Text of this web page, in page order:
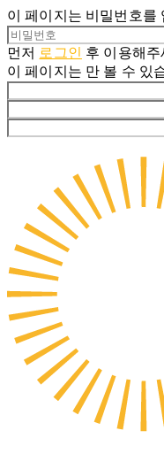
이 페이지는 비밀번호를
먼저 로그인 후 이용해주
이 페이지는 만 볼 수 있